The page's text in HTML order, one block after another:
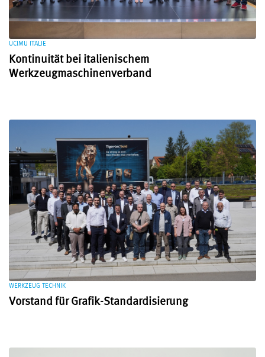
UCIMU ITALIE
Kontinuität bei italienischem
Werkzeugmaschinenverband
WERKZEUG TECHNIK
Vorstand für Grafik-Standardisierung